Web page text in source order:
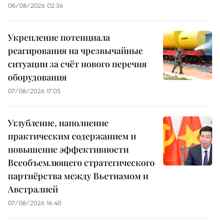
08/08/2026 02:36
Укрепление потенциала
реагирования на чрезвычайные
ситуации за счёт нового перечня
оборудования
07/08/2026 17:05
Углубление, наполнение
практическим содержанием и
повышение эффективности
Всеобъемлющего стратегического
партнёрства между Вьетнамом и
Австралией
07/08/2026 16:40